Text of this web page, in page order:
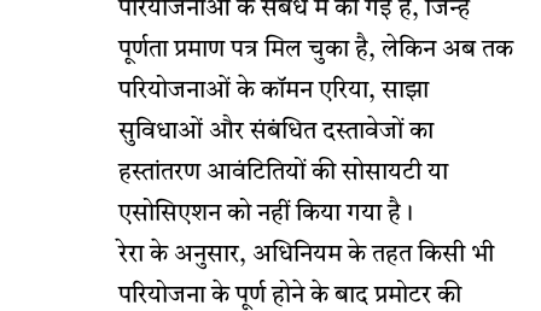
परियोजनाओं के संबंध में की गई है, जिन्हें
पूर्णता प्रमाण पत्र मिल चुका है, लेकिन अब तक
परियोजनाओं के कॉमन एरिया, साझा
सुविधाओं और संबंधित दस्तावेजों का
हस्तांतरण आवंटितियों की सोसायटी या
एसोसिएशन को नहीं किया गया है।
रेरा के अनुसार, अधिनियम के तहत किसी भी
परियोजना के पूर्ण होने के बाद प्रमोटर की